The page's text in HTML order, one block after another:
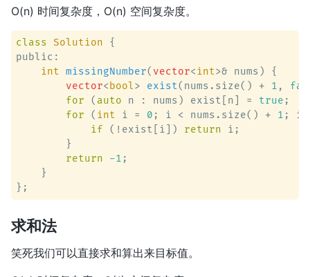
O(n) 时间复杂度，O(n) 空间复杂度。
class Solution {
public:
int missingNumber( vector<int>& nums)
{
vector< bool> exist(nums.size() + 1 ,
for ( auto n : nums) exist[n] = true ;
for ( int i = 0 ; i < nums.size() + 1 ; i
if (!exist[i]) return i;
        }
return
-1 ;
    }
求和法
笑死我们可以直接求和算出来目标值。